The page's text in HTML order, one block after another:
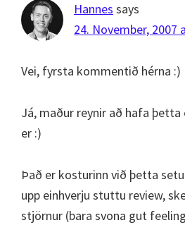
Hannes says
24. November, 2007
Vei, fyrsta kommentið hérna :)
Já, maður reynir að hafa
er :)
Það er kosturinn við þetta
upp einhverju stuttu review,
stjörnur (bara svona gut